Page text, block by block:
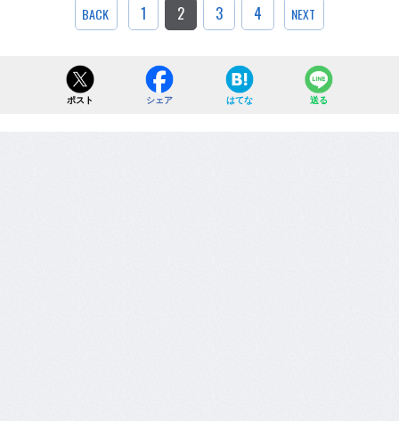
BACK 1 2 3 4 NEXT
ポスト シェア はてな 送る